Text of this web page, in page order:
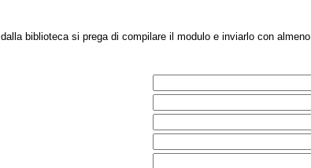
dalla biblioteca si prega di compilare il modulo e inviarlo con